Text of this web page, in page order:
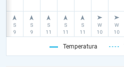
Temperatura